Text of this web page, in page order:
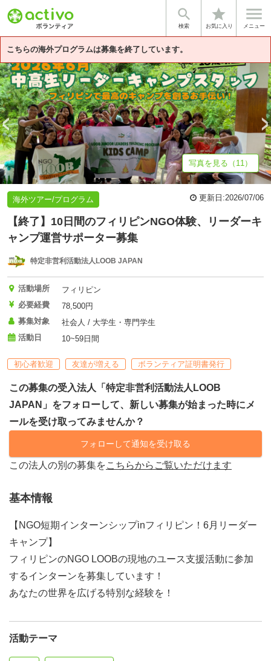

検索
star
お気に入り

メニュー
こちらの海外プログラムは募集を終了しています。
基本情報 募集詳細 法人情報
写真を見る（11）
海外ツアー/プログラム 更新日:2026/07/06
【終了】10日間のフィリピンNGO体験、リーダーキ
ャンプ運営サポーター募集
特定非営利活動法人LOOB JAPAN
活動場所
フィリピン
必要経費
78,500円
募集対象
社会人 / 大学生・専門学生
活動日
10~59日間
初心者歓迎 友達が増える ボランティア証明書発行
この募集の受入法人「特定非営利活動法人LOOB
JAPAN」をフォローして、新しい募集が始まった時にメ
ールを受け取ってみませんか？
フォローして通知を受け取る
この法人の別の募集をこちらからご覧いただけます
基本情報
【NGO短期インターンシップinフィリピン！6月リーダー
キャンプ】
フィリピンのNGO LOOBの現地のユース支援活動に参加
するインターンを募集しています！
あなたの世界を広げる特別な経験を！
活動テーマ